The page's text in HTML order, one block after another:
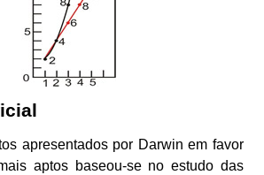
apresentados por Darwin em favor
aptos baseou-se no estudo das